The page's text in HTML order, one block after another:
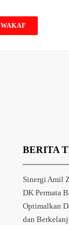
WAKAF
BERITA
Sinergi Amil
DK Permata
Optimalkan
dan